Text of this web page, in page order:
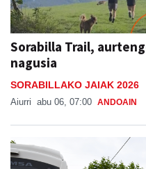
Sorabilla Trail,
nagusia
SORABILLAKO JAIAK 2026
Aiurri abu 06, 07:00 ANDOAIN